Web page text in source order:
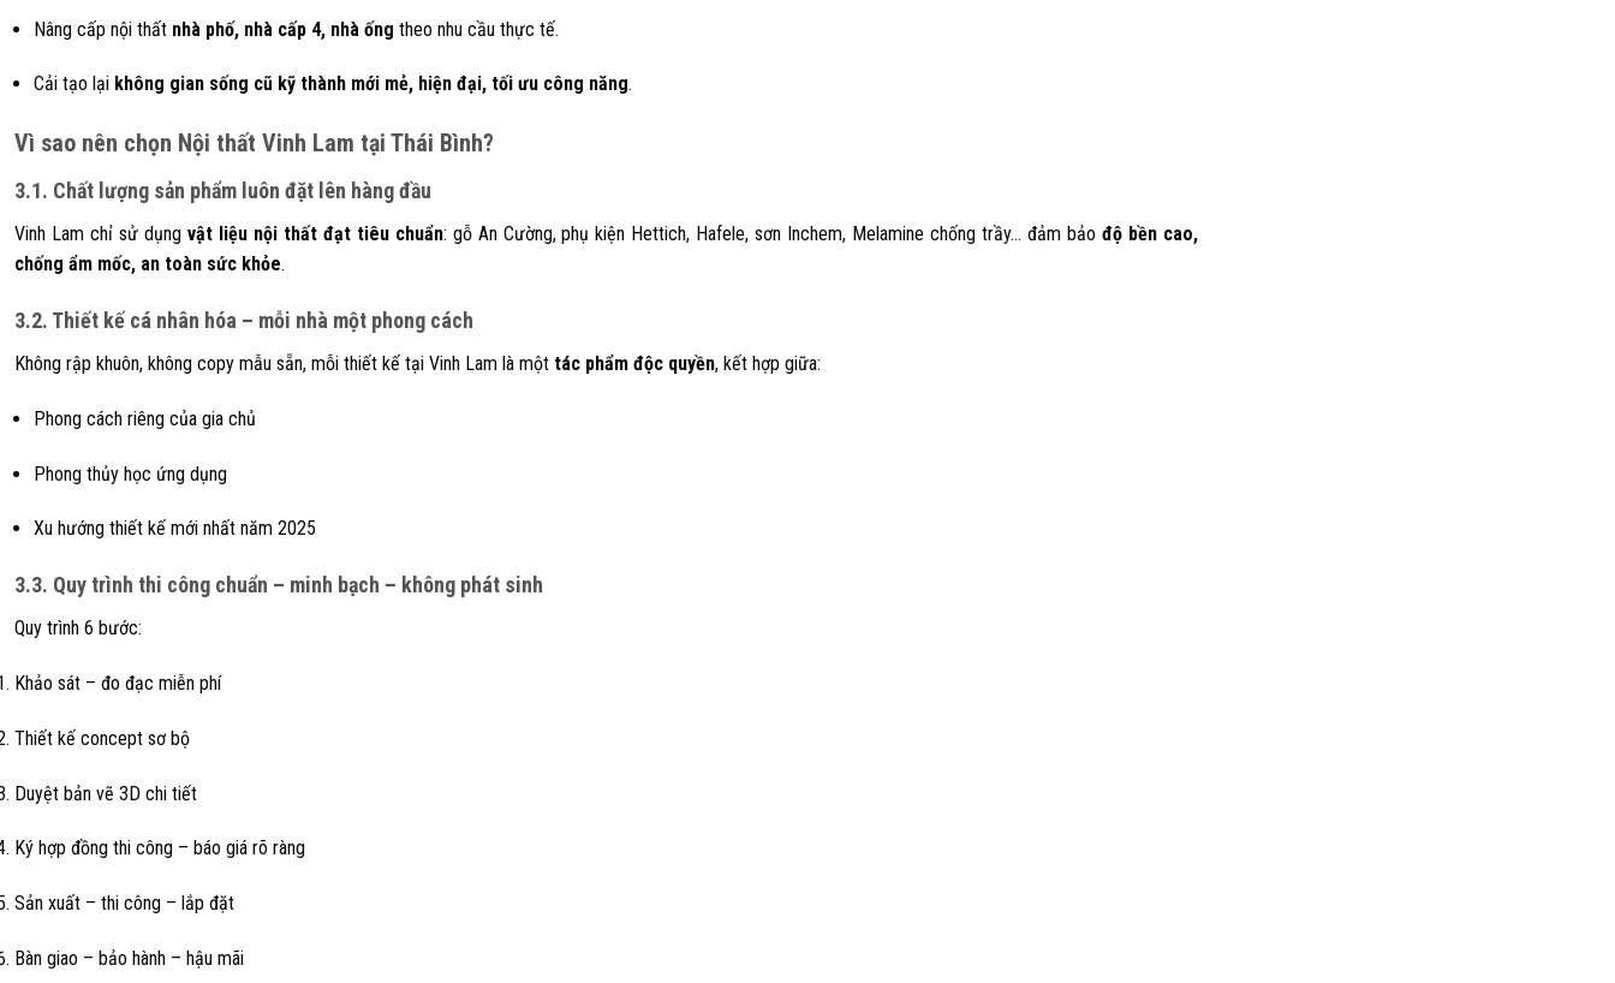
Nâng cấp nội thất nhà phố, nhà cấp 4, nhà ống theo nhu cầu thực tế.
Cải tạo lại không gian sống cũ kỹ thành mới mẻ, hiện đại, tối ưu công năng.
Vì sao nên chọn Nội thất Vinh Lam tại Thái Bình?
3.1. Chất lượng sản phẩm luôn đặt lên hàng đầu
Vinh Lam chỉ sử dụng vật liệu nội thất đạt tiêu chuẩn: gỗ An Cường, phụ kiện Hettich, Hafele, sơn Inchem, Melamine chống trầy… đảm bảođộ bền cao,
chống ẩm mốc, an toàn sức khỏe.
3.2. Thiết kế cá nhân hóa – mỗi nhà một phong cách
Không rập khuôn, không copy mẫu sẵn, mỗi thiết kế tại Vinh Lam là một tác phẩm độc quyền, kết hợp giữa:
Phong cách riêng của gia chủ
Phong thủy học ứng dụng
Xu hướng thiết kế mới nhất năm 2025
3.3. Quy trình thi công chuẩn – minh bạch – không phát sinh
Quy trình 6 bước:
Khảo sát – đo đạc miễn phí
Thiết kế concept sơ bộ
Duyệt bản vẽ 3D chi tiết
Ký hợp đồng thi công – báo giá rõ ràng
Sản xuất – thi công – lắp đặt
Bàn giao – bảo hành – hậu mãi